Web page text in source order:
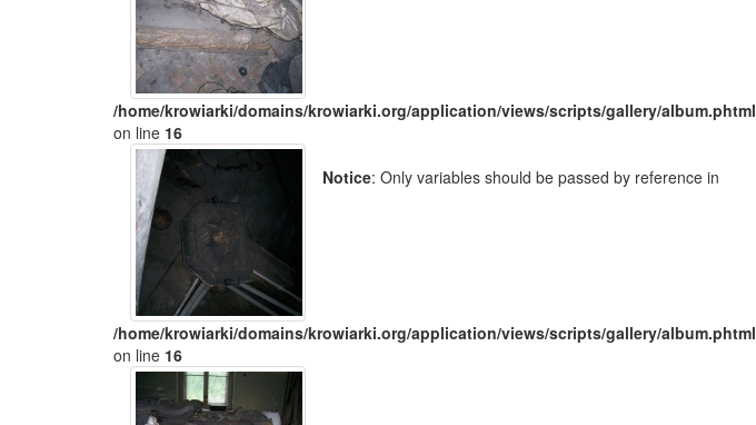
/home/krowiarki/domains/krowiarki.org/application/views/scripts/gallery/album.phtml
on line 16
Notice: Only variables should be passed by reference in
/home/krowiarki/domains/krowiarki.org/application/views/scripts/gallery/album.phtml
on line 16